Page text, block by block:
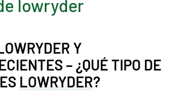
lowryder
Y
– ¿QUÉ TIPO DE
LOWRYDER?